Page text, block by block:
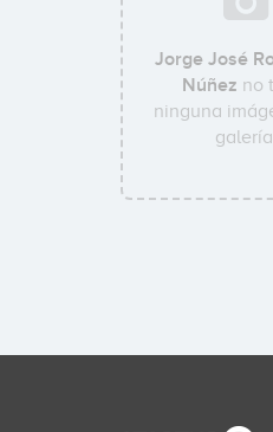
Jorge José
Núñez no
ninguna